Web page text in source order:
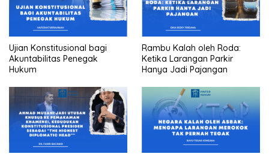
Ujian Konstitusional bagi
Akuntabilitas Penegak
Hukum
Rambu Kalah oleh Roda:
Ketika Larangan Parkir
Hanya Jadi Pajangan